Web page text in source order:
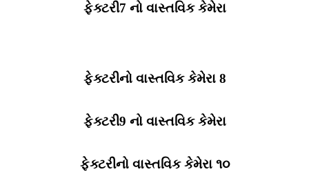
ફેક્ટરી7 નો વાસ્તવિક કેમેરા
ફેક્ટરીનો વાસ્તવિક કેમેરા 8
ફેક્ટરી9 નો વાસ્તવિક કેમેરા
ફેક્ટરીનો વાસ્તવિક કેમેરા ૧૦